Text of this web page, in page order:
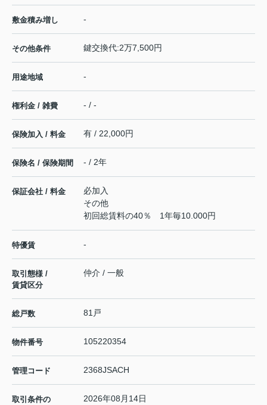
敷金積み増し -
その他条件 鍵交換代:2万7,500円
用途地域 -
権利金 / 雑費 - / -
保険加入 / 料金 有 / 22,000円
保険名 / 保険期間 - / 2年
保証会社 / 料金
必加入
その他
初回総賃料の40％ 1年毎10.000円
特優賃 -
取引態様 /
賃貸区分
仲介 / 一般
総戸数 81戸
物件番号 105220354
管理コード 2368JSACH
取引条件の
2026年08月14日